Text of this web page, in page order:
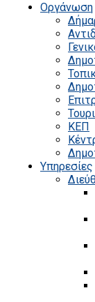
Οργάνωση
ΚΕΠ
Υπηρεσίες